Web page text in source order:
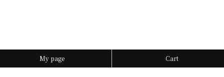
My page Cart